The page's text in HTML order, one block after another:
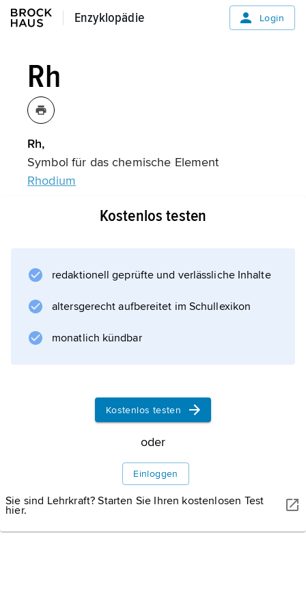
Enzyklopädie
Enzyklopädie Login
Rh
Rh,
Symbol für das chemische Element
Rhodium
Informationen zum Artikel
Kostenlos testen
redaktionell geprüfte und verlässliche Inhalte
altersgerecht aufbereitet im Schullexikon
monatlich kündbar
Kostenlos testen
oder
Einloggen
Sie sind Lehrkraft? Starten Sie Ihren kostenlosen Test
hier.